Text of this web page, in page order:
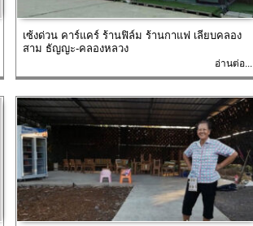
เซ้งด่วน คาร์แคร์ ร้านฟิล์ม ร้านกาแฟ เลียบคลอง
สาม ธัญญะ-คลองหลวง
อ่านต่อ...